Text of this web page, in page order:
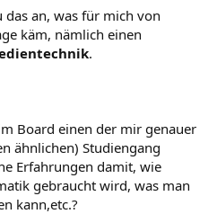
das an, was für mich von
käm, nämlich einen
.
Board einen der mir genauer
ähnlichen) Studiengang
Erfahrungen damit, wie
gebraucht wird, was man
kann,etc.?